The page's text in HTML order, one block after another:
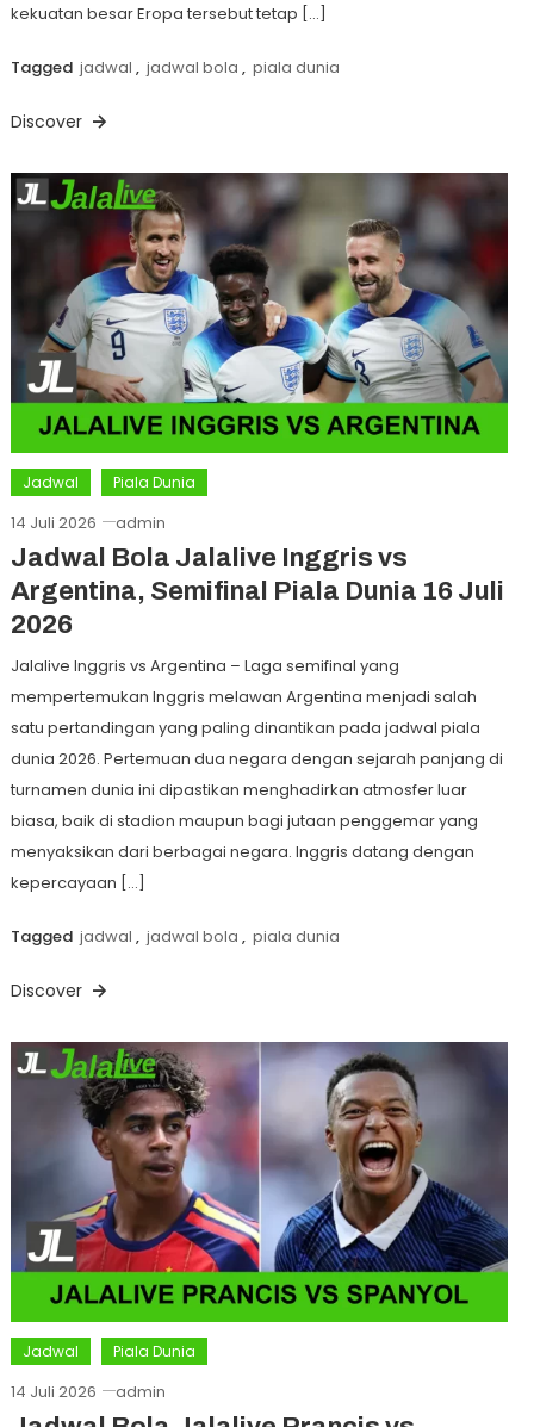
kekuatan besar Eropa tersebut tetap […]
Tagged jadwal , jadwal bola , piala dunia
Discover
Jadwal Piala Dunia
14 Juli 2026 admin
Jadwal Bola Jalalive Inggris vs
Argentina, Semifinal Piala Dunia 16 Juli
2026
Jalalive Inggris vs Argentina – Laga semifinal yang
mempertemukan Inggris melawan Argentina menjadi salah
satu pertandingan yang paling dinantikan pada jadwal piala
dunia 2026. Pertemuan dua negara dengan sejarah panjang di
turnamen dunia ini dipastikan menghadirkan atmosfer luar
biasa, baik di stadion maupun bagi jutaan penggemar yang
menyaksikan dari berbagai negara. Inggris datang dengan
kepercayaan […]
Tagged jadwal , jadwal bola , piala dunia
Discover
Jadwal Piala Dunia
14 Juli 2026 admin